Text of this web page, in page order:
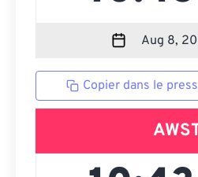
Copier dans le